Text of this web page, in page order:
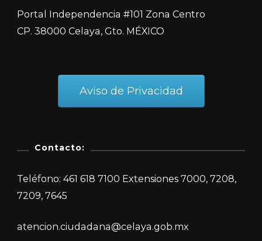
Portal Independencia #101 Zona Centro
CP. 38000 Celaya, Gto. MÉXICO
Aviso de Privacidad
Contacto:
Teléfono: 461 618 7100 Extensiones 7000, 7208,
7209, 7645
atencion.ciudadana@celaya.gob.mx